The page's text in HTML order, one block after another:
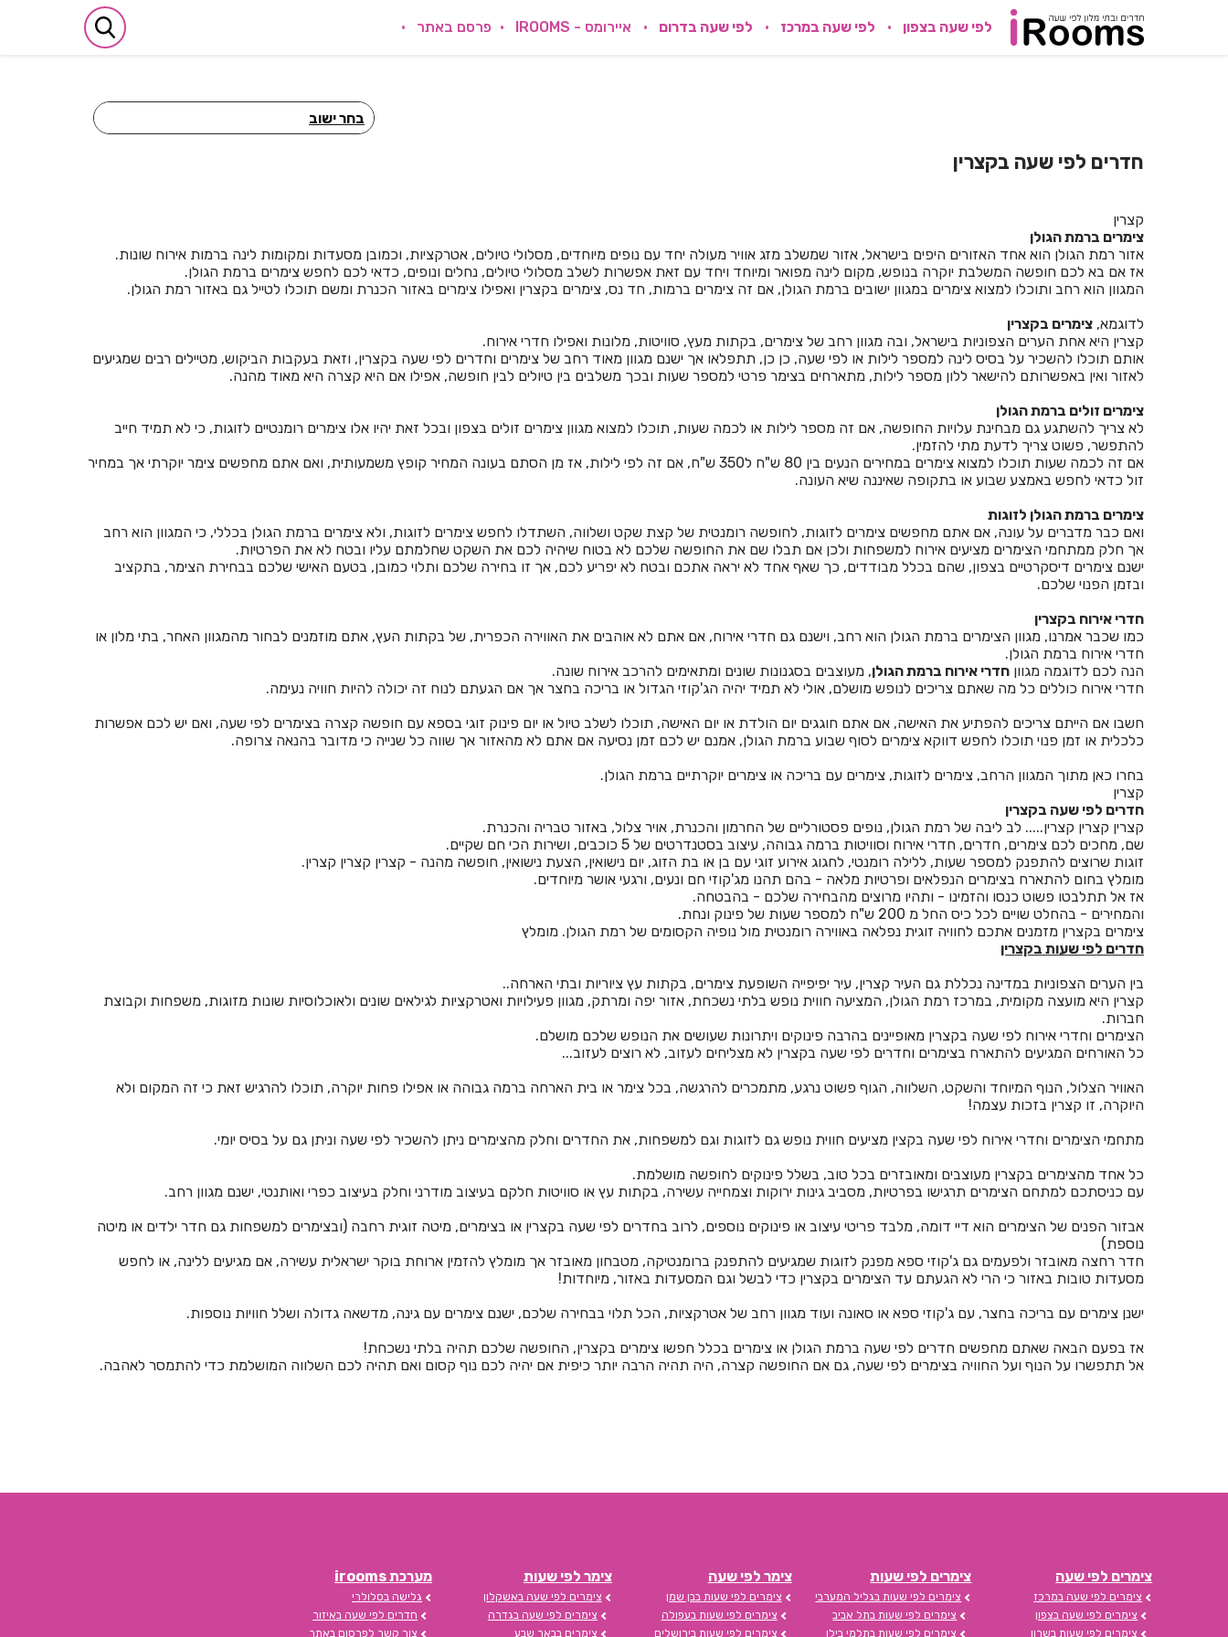
לפי שעה בצפון לפי שעה במרכז לפי שעה בדרום איירומס - IROOMS פרסם באתר
בחר ישוב
חדרים לפי שעה באומן
חדרים לפי שעה באומץ
חדרים לפי שעה באור יהודה
חדרים לפי שעה באחיהוד
חדרים לפי שעה באחיטוב
חדרים לפי שעה באלישמע
חדרים לפי שעה באלקוש
חדרים לפי שעה באניעם
חדרים לפי שעה באשדוד
חדרים לפי שעה בבית הלל
חדרים לפי שעה בבית ינאי
חדרים לפי שעה בבית לחם הגלילית
חדרים לפי שעה בבית ליד
חדרים לפי שעה בבית עריף
חדרים לפי שעה בבנימינה
חדרים לפי שעה בבצרה
חדרים לפי שעה בקצרין
קצרין
צימרים ברמת הגולן
אזור רמת הגולן הוא אחד האזורים היפים בישראל, אזור שמשלב מזג אוויר מעולה יחד עם נופים מיוחדים, מסלולי טיולים, אטרקציות, וכמובן מסעדות ומקומות לינה ברמות אירוח שונות.
אז אם בא לכם חופשה המשלבת יוקרה בנופש, מקום לינה מפואר ומיוחד ויחד עם זאת אפשרות לשלב מסלולי טיולים, נחלים ונופים, כדאי לכם לחפש צימרים ברמת הגולן.
המגוון הוא רחב ותוכלו למצוא צימרים במגוון ישובים ברמת הגולן, אם זה צימרים ברמות, חד נס, צימרים בקצרין ואפילו צימרים באזור הכנרת ומשם תוכלו לטייל גם באזור רמת הגולן.
לדוגמא, צימרים בקצרין
קצרין היא אחת הערים הצפוניות בישראל, ובה מגוון רחב של צימרים, בקתות מעץ, סוויטות, מלונות ואפילו חדרי אירוח.
אותם תוכלו להשכיר על בסיס לינה למספר לילות או לפי שעה, כן כן, תתפלאו אך ישנם מגוון מאוד רחב של צימרים וחדרים לפי שעה בקצרין, וזאת בעקבות הביקוש, מטיילים רבים שמגיעים
לאזור ואין באפשרותם להישאר ללון מספר לילות, מתארחים בצימר פרטי למספר שעות ובכך משלבים בין טיולים לבין חופשה, אפילו אם היא קצרה היא מאוד מהנה.
צימרים זולים ברמת הגולן
לא צריך להשתגע גם מבחינת עלויות החופשה, אם זה מספר לילות או לכמה שעות, תוכלו למצוא מגוון צימרים זולים בצפון ובכל זאת יהיו אלו צימרים רומנטיים לזוגות, כי לא תמיד חייב
להתפשר, פשוט צריך לדעת מתי להזמין.
אם זה לכמה שעות תוכלו למצוא צימרים במחירים הנעים בין 80 ש"ח ל350 ש"ח, אם זה לפי לילות, אז מן הסתם בעונה המחיר קופץ משמעותית, ואם אתם מחפשים צימר יוקרתי אך במחיר
זול כדאי לחפש באמצע שבוע או בתקופה שאיננה שיא העונה.
צימרים ברמת הגולן לזוגות
ואם כבר מדברים על עונה, אם אתם מחפשים צימרים לזוגות, לחופשה רומנטית של קצת שקט ושלווה, השתדלו לחפש צימרים לזוגות, ולא צימרים ברמת הגולן בכללי, כי המגוון הוא רחב
אך חלק ממתחמי הצימרים מציעים אירוח למשפחות ולכן אם תבלו שם את החופשה שלכם לא בטוח שיהיה לכם את השקט שחלמתם עליו ובטח לא את הפרטיות.
ישנם צימרים דיסקרטיים בצפון, שהם בכלל מבודדים, כך שאף אחד לא יראה אתכם ובטח לא יפריע לכם, אך זו בחירה שלכם ותלוי כמובן, בטעם האישי שלכם בבחירת הצימר, בתקציב
ובזמן הפנוי שלכם.
חדרי אירוח בקצרין
כמו שכבר אמרנו, מגוון הצימרים ברמת הגולן הוא רחב, וישנם גם חדרי אירוח, אם אתם לא אוהבים את האווירה הכפרית, של בקתות העץ, אתם מוזמנים לבחור מהמגוון האחר, בתי מלון או
חדרי אירוח ברמת הגולן.
הנה לכם לדוגמה מגוון חדרי אירוח ברמת הגולן, מעוצבים בסגנונות שונים ומתאימים להרכב אירוח שונה.
חדרי אירוח כוללים כל מה שאתם צריכים לנופש מושלם, אולי לא תמיד יהיה הג'קוזי הגדול או בריכה בחצר אך אם הגעתם לנוח זה יכולה להיות חוויה נעימה.
חשבו אם הייתם צריכים להפתיע את האישה, אם אתם חוגגים יום הולדת או יום האישה, תוכלו לשלב טיול או יום פינוק זוגי בספא עם חופשה קצרה בצימרים לפי שעה, ואם יש לכם אפשרות
כלכלית או זמן פנוי תוכלו לחפש דווקא צימרים לסוף שבוע ברמת הגולן, אמנם יש לכם זמן נסיעה אם אתם לא מהאזור אך שווה כל שנייה כי מדובר בהנאה צרופה.
בחרו כאן מתוך המגוון הרחב, צימרים לזוגות, צימרים עם בריכה או צימרים יוקרתיים ברמת הגולן.
קצרין
חדרים לפי שעה בקצרין
קצרין קצרין קצרין..... לב ליבה של רמת הגולן, נופים פסטורליים של החרמון והכנרת, אויר צלול, באזור טבריה והכנרת.
שם, מחכים לכם צימרים, חדרים, חדרי אירוח וסוויטות ברמה גבוהה, עיצוב בסטנדרטים של 5 כוכבים, ושירות הכי חם שקיים.
זוגות שרוצים להתפנק למספר שעות, ללילה רומנטי, לחגוג אירוע זוגי עם בן או בת הזוג, יום נישואין, הצעת נישואין, חופשה מהנה - קצרין קצרין קצרין.
מומלץ בחום להתארח בצימרים הנפלאים ופרטיות מלאה - בהם תהנו מג'קוזי חם ונעים, ורגעי אושר מיוחדים.
אז אל תתלבטו פשוט כנסו והזמינו - ותהיו מרוצים מהבחירה שלכם - בהבטחה.
והמחירים - בהחלט שויים לכל כיס החל מ 200 ש"ח למספר שעות של פינוק ונחת.
צימרים בקצרין מזמנים אתכם לחוויה זוגית נפלאה באווירה רומנטית מול נופיה הקסומים של רמת הגולן. מומלץ
חדרים לפי שעות בקצרין
בין הערים הצפוניות במדינה נכללת גם העיר קצרין, עיר יפיפייה השופעת צימרים, בקתות עץ ציוריות ובתי הארחה..
קצרין היא מועצה מקומית, במרכז רמת הגולן, המציעה חווית נופש בלתי נשכחת, אזור יפה ומרתק, מגוון פעילויות ואטרקציות לגילאים שונים ולאוכלוסיות שונות מזוגות, משפחות וקבוצת
חברות.
הצימרים וחדרי אירוח לפי שעה בקצרין מאופיינים בהרבה פינוקים ויתרונות שעושים את הנופש שלכם מושלם.
כל האורחים המגיעים להתארח בצימרים וחדרים לפי שעה בקצרין לא מצליחים לעזוב, לא רוצים לעזוב...
האוויר הצלול, הנוף המיוחד והשקט, השלווה, הגוף פשוט נרגע, מתמכרים להרגשה, בכל צימר או בית הארחה ברמה גבוהה או אפילו פחות יוקרה, תוכלו להרגיש זאת כי זה המקום ולא
היוקרה, זו קצרין בזכות עצמה!
מתחמי הצימרים וחדרי אירוח לפי שעה בקצין מציעים חווית נופש גם לזוגות וגם למשפחות, את החדרים וחלק מהצימרים ניתן להשכיר לפי שעה וניתן גם על בסיס יומי.
כל אחד מהצימרים בקצרין מעוצבים ומאובזרים בכל טוב, בשלל פינוקים לחופשה מושלמת.
עם כניסתכם למתחם הצימרים תרגישו בפרטיות, מסביב גינות ירוקות וצמחייה עשירה, בקתות עץ או סוויטות חלקם בעיצוב מודרני וחלק בעיצוב כפרי ואותנטי, ישנם מגוון רחב.
אבזור הפנים של הצימרים הוא דיי דומה, מלבד פריטי עיצוב או פינוקים נוספים, לרוב בחדרים לפי שעה בקצרין או בצימרים, מיטה זוגית רחבה (ובצימרים למשפחות גם חדר ילדים או מיטה
נוספת)
חדר רחצה מאובזר ולפעמים גם ג'קוזי ספא מפנק לזוגות שמגיעים להתפנק ברומנטיקה, מטבחון מאובזר אך מומלץ להזמין ארוחת בוקר ישראלית עשירה, אם מגיעים ללינה, או לחפש
מסעדות טובות באזור כי הרי לא הגעתם עד הצימרים בקצרין כדי לבשל וגם המסעדות באזור, מיוחדות!
ישנן צימרים עם בריכה בחצר, עם ג'קוזי ספא או סאונה ועוד מגוון רחב של אטרקציות, הכל תלוי בבחירה שלכם, ישנם צימרים עם גינה, מדשאה גדולה ושלל חוויות נוספות.
אז בפעם הבאה שאתם מחפשים חדרים לפי שעה ברמת הגולן או צימרים בכלל חפשו צימרים בקצרין, החופשה שלכם תהיה בלתי נשכחת!
אל תתפשרו על הנוף ועל החוויה בצימרים לפי שעה, גם אם החופשה קצרה, היה תהיה הרבה יותר כיפית אם יהיה לכם נוף קסום ואם תהיה לכם השלווה המושלמת כדי להתמסר לאהבה.
צימרים לפי שעה
צימרים לפי שעה במרכז
צימרים לפי שעה בצפון
צימרים לפי שעות בשרון
צימרים לפי שעות
צימרים לפי שעות בגליל המערבי
צימרים לפי שעות בתל אביב
צימרים לפי שעות בתלמי בילו
צימר לפי שעה
צימרים לפי שעות בבן שמן
צימרים לפי שעות בעפולה
צימרים לפי שעות בירושלים
צימר לפי שעות
צימרים לפי שעה באשקלון
צימרים לפי שעה בגדרה
צימרים בבאר שבע
מערכת irooms
גלישה בסלולרי
חדרים לפי שעה באיזור
צור קשר לפרסום באתר